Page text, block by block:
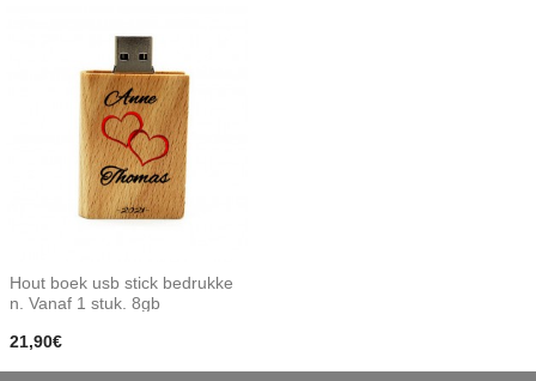
Hout boek usb stick bedrukke
n. Vanaf 1 stuk. 8gb
21,90€